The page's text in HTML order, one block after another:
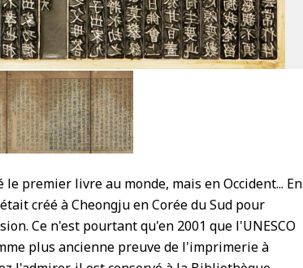
premier livre au monde, mais en Occident... En
créé à Cheongju en Corée du Sud pour
Ce n'est pourtant qu'en 2001 que l'UNESCO
plus ancienne preuve de l'imprimerie à